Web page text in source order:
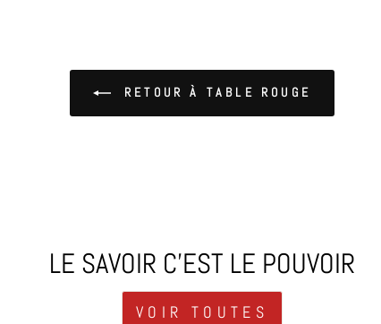
RETOUR À TABLE ROUGE
LE SAVOIR C'EST LE POUVOIR
VOIR TOUTES